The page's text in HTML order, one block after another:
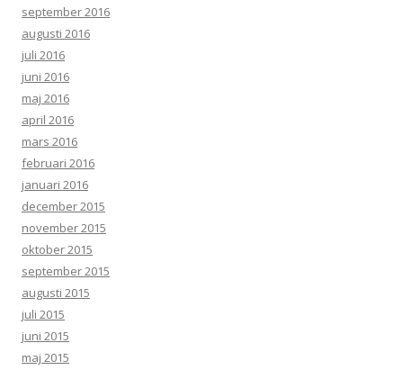
september 2016
augusti 2016
juli 2016
juni 2016
maj 2016
april 2016
mars 2016
februari 2016
januari 2016
december 2015
november 2015
oktober 2015
september 2015
augusti 2015
juli 2015
juni 2015
maj 2015